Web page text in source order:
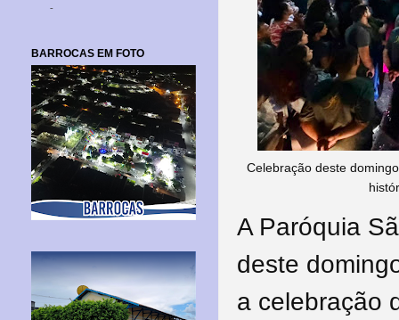
Celebração deste
A Paróquia
deste
a celebração
-
BARROCAS EM FOTO